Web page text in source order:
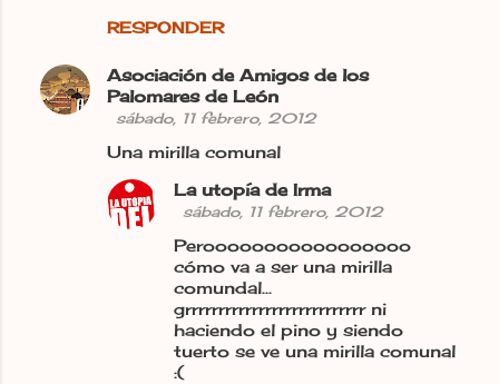
RESPONDER
Asociación de Amigos de los
Palomares de León
sábado, 11 febrero, 2012
Una mirilla comunal
La utopía de Irma
sábado, 11 febrero, 2012
Perooooooooooooooooo
cómo va a ser una mirilla
comundal...
grrrrrrrrrrrrrrrrrrrrrrrrrrr ni
haciendo el pino y siendo
tuerto se ve una mirilla comunal
:(